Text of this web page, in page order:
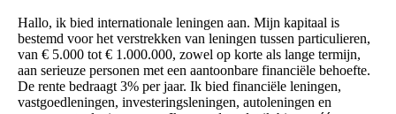
Hallo, ik bied internationale leningen aan. Mijn kapitaal is
bestemd voor het verstrekken van leningen tussen particulieren,
van € 5.000 tot € 1.000.000, zowel op korte als lange termijn,
aan serieuze personen met een aantoonbare financiële behoefte.
De rente bedraagt ​​3% per jaar. Ik bied financiële leningen,
vastgoedleningen, investeringsleningen, autoleningen en